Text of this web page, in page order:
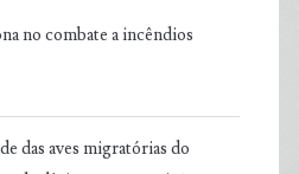
no combate a incêndios
das aves migratórias do